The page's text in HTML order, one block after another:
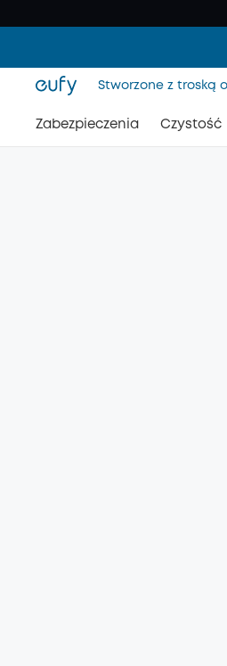
Stworzone z troską
Zabezpieczenia Czystość